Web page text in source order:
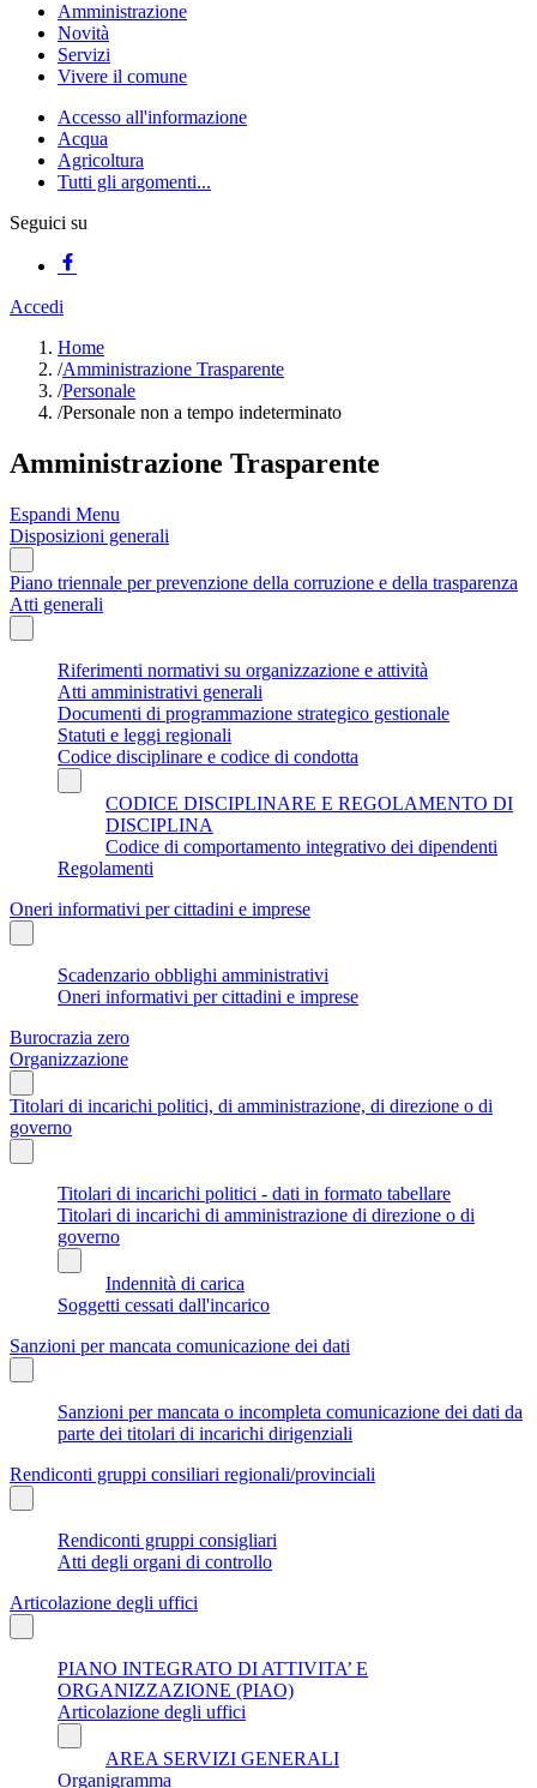
Amministrazione
Novità
Servizi
Vivere il comune
Accesso all'informazione
Acqua
Agricoltura
Tutti gli argomenti...
Seguici su
Accedi
Home
/Amministrazione Trasparente
/Personale
/Personale non a tempo indeterminato
Amministrazione Trasparente
Espandi Menu
Disposizioni generali
Piano triennale per prevenzione della corruzione e della trasparenza
Atti generali
Riferimenti normativi su organizzazione e attività
Atti amministrativi generali
Documenti di programmazione strategico gestionale
Statuti e leggi regionali
Codice disciplinare e codice di condotta
CODICE DISCIPLINARE E REGOLAMENTO DI
DISCIPLINA
Codice di comportamento integrativo dei dipendenti
Regolamenti
Oneri informativi per cittadini e imprese
Scadenzario obblighi amministrativi
Oneri informativi per cittadini e imprese
Burocrazia zero
Organizzazione
Titolari di incarichi politici, di amministrazione, di direzione o di
governo
Titolari di incarichi politici - dati in formato tabellare
Titolari di incarichi di amministrazione di direzione o di
governo
Indennità di carica
Soggetti cessati dall'incarico
Sanzioni per mancata comunicazione dei dati
Sanzioni per mancata o incompleta comunicazione dei dati da
parte dei titolari di incarichi dirigenziali
Rendiconti gruppi consiliari regionali/provinciali
Rendiconti gruppi consigliari
Atti degli organi di controllo
Articolazione degli uffici
PIANO INTEGRATO DI ATTIVITA’ E
ORGANIZZAZIONE (PIAO)
Articolazione degli uffici
AREA SERVIZI GENERALI
Organigramma